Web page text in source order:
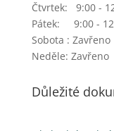
Čtvrtek: 9:00 -
Pátek: 9:00 -
Sobota : Zavřeno
Neděle: Zavřeno
Důležité